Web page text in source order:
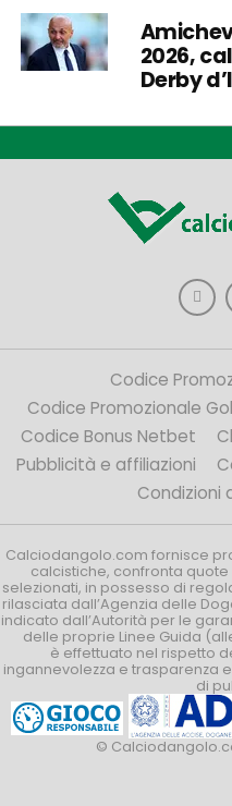
2026,
Derby
Codice
Codice Promozionale
Codice Bonus Netbet
Pubblicità e affiliazioni
Condizioni
Calciodangolo.com fornisce
calcistiche, confronta
selezionati, in possesso di
rilasciata dall’Agenzia delle
indicato dall’Autorità per le
delle proprie Linee Guida
è effettuato nel rispetto
ingannevolezza e trasparenza
di
©